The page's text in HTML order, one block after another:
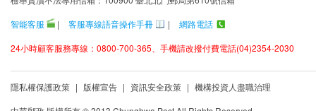
智能客服
| 客服專線語音操作手冊 |
網路電話
24小時顧客服務專線：0800-700-365、手機請改撥付費電話(04)2354-2030
隱私權保護政策 | 版權宣告 | 資訊安全政策 | 機構投資人盡職治理